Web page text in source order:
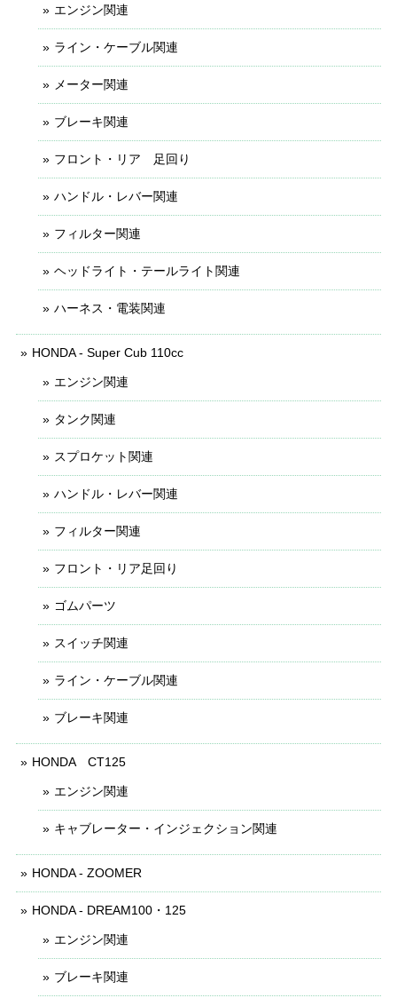
エンジン関連
ライン・ケーブル関連
メーター関連
ブレーキ関連
フロント・リア 足回り
ハンドル・レバー関連
フィルター関連
ヘッドライト・テールライト関連
ハーネス・電装関連
HONDA - Super Cub 110cc
エンジン関連
タンク関連
スプロケット関連
ハンドル・レバー関連
フィルター関連
フロント・リア足回り
ゴムパーツ
スイッチ関連
ライン・ケーブル関連
ブレーキ関連
HONDA CT125
エンジン関連
キャブレーター・インジェクション関連
HONDA - ZOOMER
HONDA - DREAM100・125
エンジン関連
ブレーキ関連